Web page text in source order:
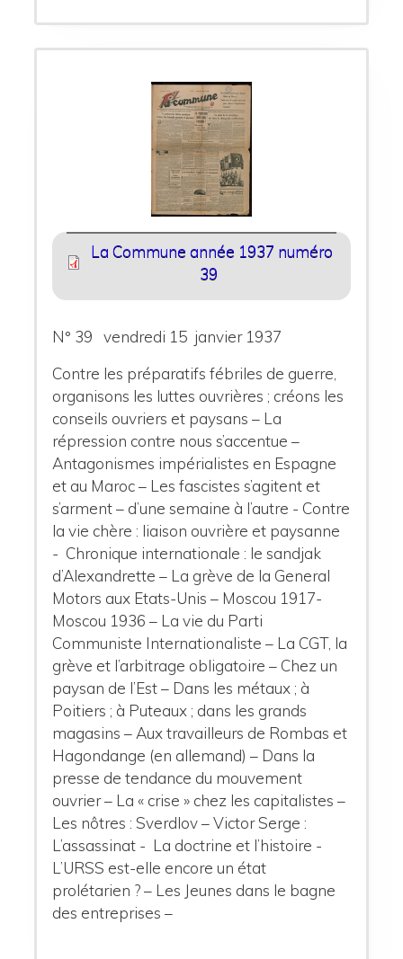
La Commune année 1937 numéro
39
N° 39 vendredi 15 janvier 1937
Contre les préparatifs fébriles de guerre,
organisons les luttes ouvrières ; créons les
conseils ouvriers et paysans – La
répression contre nous s’accentue –
Antagonismes impérialistes en Espagne
et au Maroc – Les fascistes s’agitent et
s’arment – d’une semaine à l’autre - Contre
la vie chère : liaison ouvrière et paysanne
- Chronique internationale : le sandjak
d’Alexandrette – La grève de la General
Motors aux Etats-Unis – Moscou 1917-
Moscou 1936 – La vie du Parti
Communiste Internationaliste – La CGT, la
grève et l’arbitrage obligatoire – Chez un
paysan de l’Est – Dans les métaux ; à
Poitiers ; à Puteaux ; dans les grands
magasins – Aux travailleurs de Rombas et
Hagondange (en allemand) – Dans la
presse de tendance du mouvement
ouvrier – La « crise » chez les capitalistes –
Les nôtres : Sverdlov – Victor Serge :
L’assassinat - La doctrine et l’histoire -
L’URSS est-elle encore un état
prolétarien ? – Les Jeunes dans le bagne
des entreprises –